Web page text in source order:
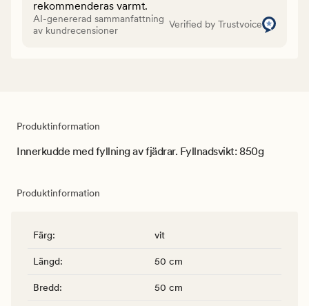
rekommenderas varmt.
AI-genererad sammanfattning
av kundrecensioner
Verified by Trustvoice
Produktinformation
Innerkudde med fyllning av fjädrar. Fyllnadsvikt: 850g
Produktinformation
Färg: vit
Längd: 50 cm
Bredd: 50 cm